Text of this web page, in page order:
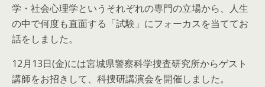
学・社会心理学というそれぞれの専門の立場から、人生
の中で何度も直面する「試験」にフォーカスを当ててお
話をしました。
12月13日(金)には宮城県警察科学捜査研究所からゲスト
講師をお招きして、科捜研講演会を開催しました。